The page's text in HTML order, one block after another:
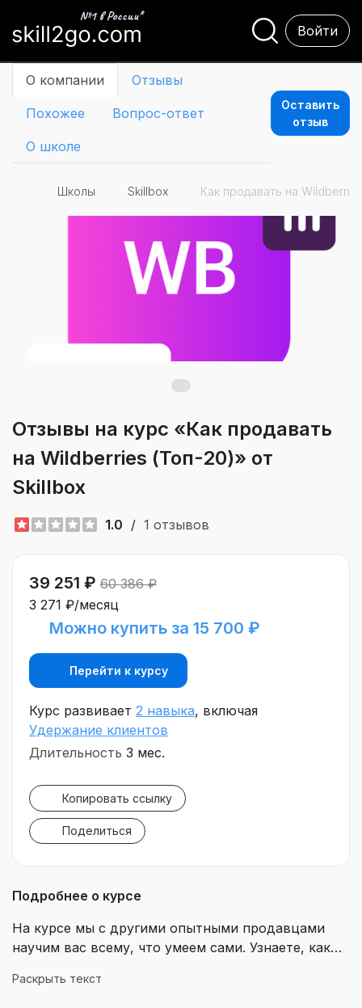
Войти
О компании Отзывы
Похожее Вопрос-ответ
О школе
Оставить
отзыв
Школы Skillbox Как продавать на
Отзывы на курс «Как продавать
на Wildberries (Топ-20)» от
Skillbox
1.0 / 1 отзывов
39 251 ₽ 60 386 ₽
3 271 ₽/месяц
Можно купить за 15 700 ₽
Перейти к курсу
Курс развивает 2 навыка, включая
Удержание клиентов
Длительность 3 мес.
Копировать ссылку
Поделиться
Подробнее о курсе
На курсе мы с другими опытными продавцами
научим вас всему, что умеем сами. Узнаете, как
кабинете до анализа продаж. Получите
Раскрыть текст